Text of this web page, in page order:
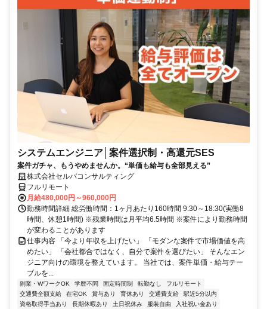
システムエンジニア│案件選択制・高還元SES
案件ガチャ、もうやめませんか。“単価も給与も全部見える”
株式会社セルバコンサルティング
フルリモート
月給480,000円～960,000円
勤務時間詳細 総労働時間：1ヶ月あたり160時間 9:30～18:30(実働8
時間、休憩1時間) ※残業時間は月平均6.5時間 ※案件により勤務時間
が変わることがあります
仕事内容 「今より年収を上げたい」 「モダンな案件で市場価値を高
めたい」 「会社都合ではなく、自分で案件を選びたい」 そんなエン
ジニア向けの環境を整えています。 当社では、案件単価・給与テー
ブルを...
副業・WワークOK 学歴不問 固定時間制 転勤なし
フルリモート
交通費全額支給
在宅OK 賞与あり 育休あり 交通費支給
駅近5分以内
資格取得手当あり
長期休暇あり 土日祝休み 服装自由 入社祝い金あり